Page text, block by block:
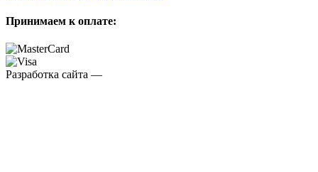
Принимаем к оплате:
Разработка сайта —